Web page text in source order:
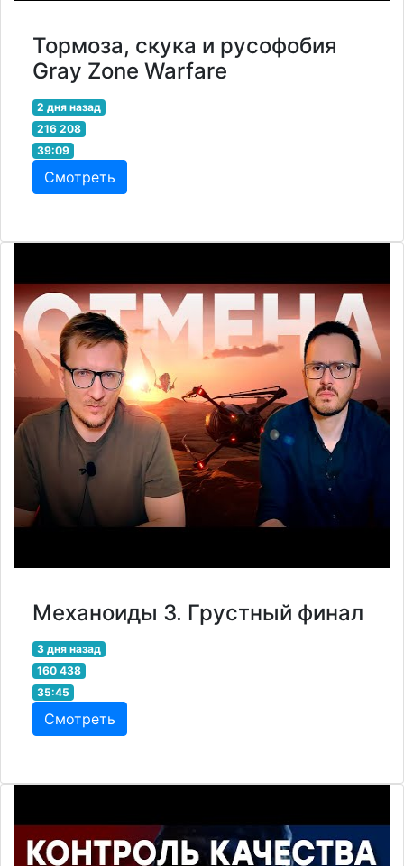
Тормоза, скука и русофобия
Gray Zone Warfare
2 дня назад
216 208
39:09
Смотреть
Механоиды 3. Грустный финал
3 дня назад
160 438
35:45
Смотреть